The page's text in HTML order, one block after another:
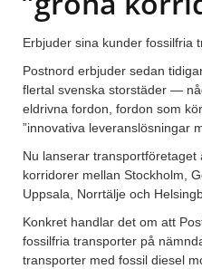
Erbjuder sina kunder fossilfria
Postnord erbjuder sedan
flertal svenska storstäder —
eldrivna fordon, fordon som
”innovativa leveranslösningar
Nu lanserar transportföretaget
korridorer mellan Stockholm,
Uppsala, Norrtälje och
Konkret handlar det om att
fossilfria transporter på
transporter med fossil diesel